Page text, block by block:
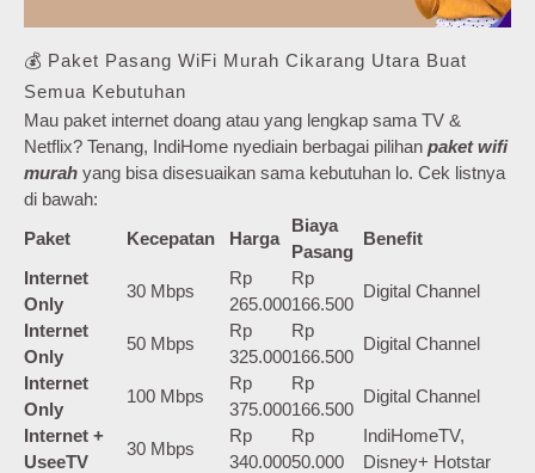
💰 Paket Pasang WiFi Murah Cikarang Utara Buat
Semua Kebutuhan
Mau paket internet doang atau yang lengkap sama TV &
Netflix? Tenang, IndiHome nyediain berbagai pilihan paket wifi
murah yang bisa disesuaikan sama kebutuhan lo. Cek listnya
di bawah:
Paket
Kecepatan Harga
Biaya
Pasang
Benefit
Internet
Only
30 Mbps
Rp
265.000
Rp
166.500
Digital Channel
Internet
Only
50 Mbps
Rp
325.000
Rp
166.500
Digital Channel
Internet
Only
100 Mbps
Rp
375.000
Rp
166.500
Digital Channel
Internet +
UseeTV
30 Mbps
Rp
340.000
Rp
50.000
IndiHomeTV,
Disney+ Hotstar